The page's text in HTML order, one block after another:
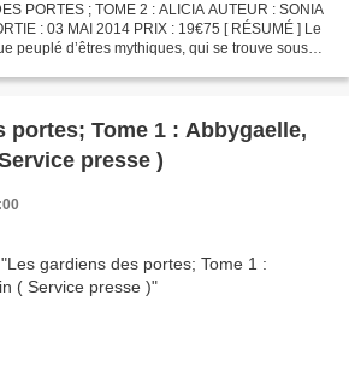
PORTES ; TOME 2 : ALICIA AUTEUR : SONIA
: 03 MAI 2014 PRIX : 19€75 [ RÉSUMÉ ] Le
peuplé d’êtres mythiques, qui se trouve sous
portes; Tome 1 : Abbygaelle,
presse )